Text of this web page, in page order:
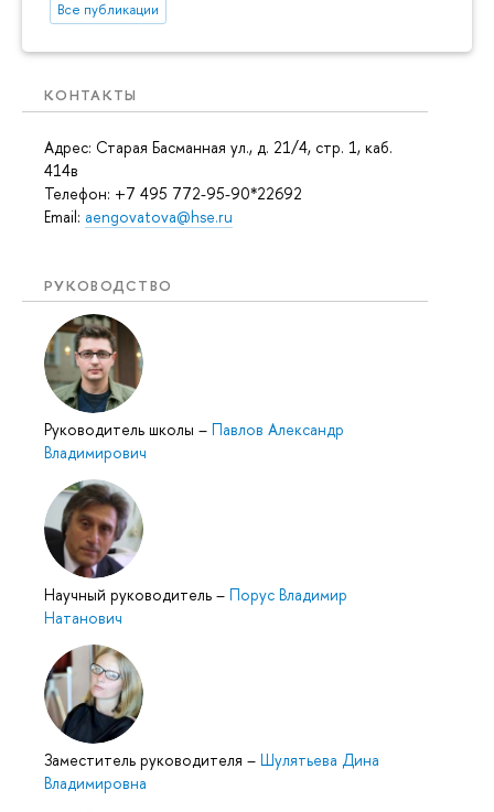
Все публикации
КОНТАКТЫ
Адрес: Старая Басманная ул., д. 21/4, стр. 1, каб.
414в
Телефон: +7 495 772-95-90*22692
Email: aengovatova@hse.ru
РУКОВОДСТВО
Руководитель школы – Павлов Александр
Владимирович
Научный руководитель – Порус Владимир
Натанович
Заместитель руководителя – Шулятьева Дина
Владимировна